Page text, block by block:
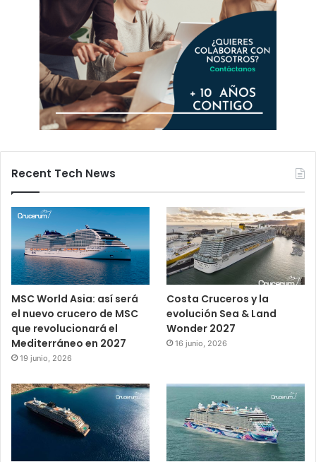
Recent Tech News
MSC World Asia: así será
el nuevo crucero de MSC
que revolucionará el
Mediterráneo en 2027
19 junio, 2026
Costa Cruceros y la
evolución Sea & Land
Wonder 2027
16 junio, 2026